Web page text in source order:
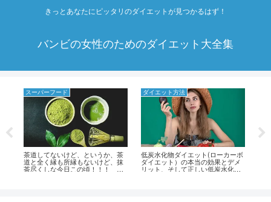
きっとあなたにピッタリのダイエットが見つかるはず！
バンビの女性のためのダイエット大全集
スーパーフード
茶道してないけど、というか、茶
道と全く縁も所縁もないけど、抹
茶尽くしな今日この頃！！！ 海
ダイエット方法
低炭水化物ダイエット(ローカーボ
ダイエット）の本当の効果とデメ
リット、そして正しい低炭水化物